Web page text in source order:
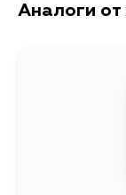
Аналоги от